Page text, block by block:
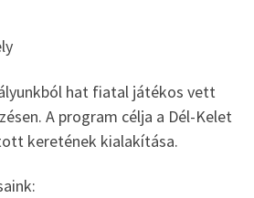
hat fiatal játékos vett
A program célja a Dél-Kelet
keretének kialakítása.